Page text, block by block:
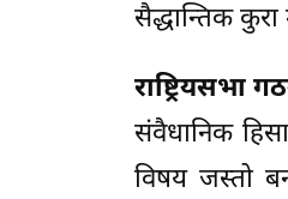
सैद्धान्तिक कुरा
राष्ट्रियसभा
संवैधानिक
विषय जस्तो